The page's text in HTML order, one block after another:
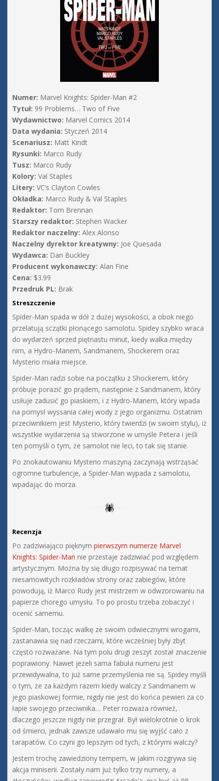
Numer: Marvel Knights: Spider-Man #2
Tytuł: 99 Problems… Two of Five
Wydawnictwo: Marvel Comics 2014
Data wydania: Styczeń 2014
Scenariusz: Matt Kindt
Rysunki: Marco Rudy
Tusz: Marco Rudy
Kolory: Val Staples
Litery: VC’s Clayton Cowles
Okładka: Marco Rudy & Val Staples
Redaktor: Tom Brennan
Starszy redaktor: Stephen Wacker
Redaktor naczelny: Alex Alonso
Naczelny dyrektor kreatywny: Joe Quesada
Wydawca: Dan Buckley
Producent wykonawczy: Alan Fine
Cena: $3.99
Przedruk PL: Brak
Streszczenie
Spider-Man spada w dół z dużej wysokości, a obok niego
przelatują sczątki płonącego samolotu. Spidey szybko wraca
do wydarzeń sprzed piętnastu minut, kiedy walka między
nim, a Hydro-Manem, Sandmanem, Shockerem oraz
Mysterio miała miejsce.
Spider-Man radzi sobie na początku z Shockerem, który
próbuje porazić go prądem, następnie z Sandmanem, który
usiłuje zadusić go piaskiem, i z Hydro-Manem, który wpada
na pomysł wyssania całej wody z jego organizmu. Ostatnim
przeciwnikiem jest Mysterio, który twierdzi (w swoim stylu), iż
wszystkie wydarzenia są stworzone w umyśle Petera i jeśli
ten pomyśli o tym, że samolot nie leci, to tak się stanie.
Po znokautowaniu Mysterio maszyną zaczynają wstrząsać
ogromne turbulencje, a Spider-Man wypada z samolotu,
wpadając do morza.
Recenzja
Po zadziwiająco pięknym pierwszym numerze Marvel
Knights: Spider-Man nie przestaje zadziwiać pod względem
artystycznym. Można by się długo rozpisywać na temat
niesamowitych rozkładów strony oraz zabiegów, które
powodują, iż Marco Rudy jest mistrzem w odwzorowaniu na
papierze chorego umysłu. To po prostu trzeba zobaczyć i
ocenić samemu.
Spider-Man, tocząc walkę ze swoim odwiecznymi wrogami,
zastanawia się nad rzeczami, które wcześniej były zbyt
często rozważane. Na tym polu drugi zeszyt został znaczenie
poprawiony. Nawet jeżeli sama fabuła numeru jest
przewidywalna, to już same przemyślenia nie są. Spidey myśli
o tym, że za każdym razem kiedy walczy z Sandmanem w
jego piaskowej formie, nigdy nie jest do końca pewien za co
łapie swojego przeciwnika… Peter rozważa również,
dlaczego jeszcze nigdy nie przegrał. Był wielokrotnie o krok
od śmierci, jednak zawsze udawało mu się wyjść cało z
tarapatów. Co czyni go lepszym od tych, z którymi walczy?
Jestem trochę zawiedziony tempem, w jakim rozgrywa się
akcja miniserii. Zostały nam już tylko trzy numery, a